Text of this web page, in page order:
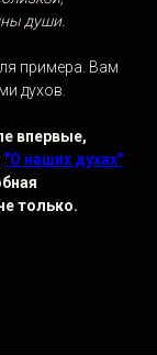
души.
примера. Вам
духов.
впервые,
"О наших духах"
только.